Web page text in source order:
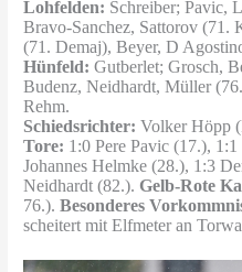
Lohfelden: Schreiber; Pavic,
Bravo-Sanchez, Sattorov (71.
(71. Demaj), Beyer, D
Hünfeld: Gutberlet; Grosch,
Budenz, Neidhardt, Müller
Rehm.
Schiedsrichter: Volker Höpp
Tore: 1:0 Pere Pavic (17.),
Johannes Helmke (28.), 1:3
Neidhardt (82.).Gelb-Rote
76.). Besonderes
scheitert mit Elfmeter an